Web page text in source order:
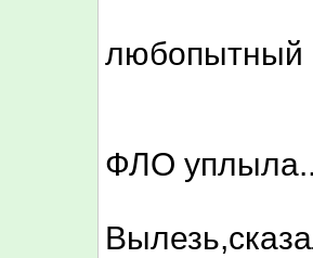
любопытный
ФЛО